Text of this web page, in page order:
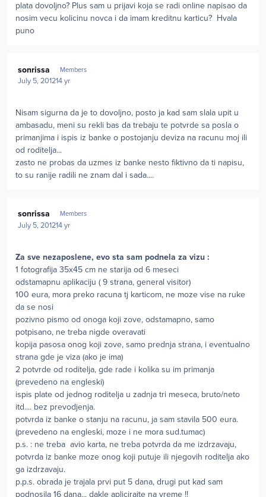
plata dovoljno? Plus sam u prijavi koja se radi online napisao da
nosim vecu kolicinu novca i da imam kreditnu karticu? Hvala
puno
sonrissa Members
July 5, 201214 yr
Nisam sigurna da je to dovoljno, posto ja kad sam slala upit u
ambasadu, meni su rekli bas da trebaju te potvrde sa posla o
primanjima i ispis iz banke o postojanju deviza na racunu moj ili
od roditelja...
zasto ne probas da uzmes iz banke nesto fiktivno da ti napisu,
to su ranije radili ne znam dal i sada....
sonrissa Members
July 5, 201214 yr
Za sve nezaposlene, evo sta sam podnela za vizu :
1 fotografija 35x45 cm ne starija od 6 meseci
odstamapnu aplikaciju ( 9 strana, general visitor)
100 eura, mora preko racuna tj karticom, ne moze vise na ruke
da se nosi
pozivno pismo od onoga koji zove, odstamapno, samo
potpisano, ne treba nigde overavati
kopija pasosa onog koji zove, samo prednja strana, i eventualno
strana gde je viza (ako je ima)
2 potvrde od roditelja, gde rade i kolika su im primanja
(prevedeno na engleski)
ispis plate od jednog roditelja u zadnja tri meseca, bruto/neto
itd.... bez prevodjenja.
potvrda iz banke o stanju na racunu, ja sam stavila 500 eura.
(prevedeno na engleski, moze i ne mora sud.tumac)
p.s. : ne treba avio karta, ne treba potvrda da me izdrzavaju,
potvrda iz banke moze onog koji putuje ili njegovih roditelja ako
ga izdrzavaju.
p.p.s. obrada je trajala prvi put 5 dana, drugi put kad sam
podnosila 16 dana... dakle aplicirajte na vreme !!